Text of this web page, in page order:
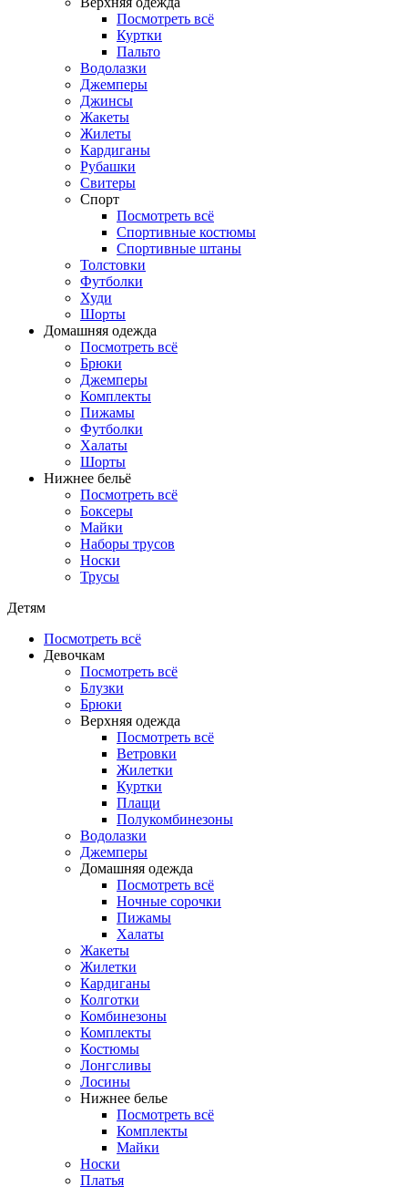
Посмотреть всё
Куртки
Пальто
Водолазки
Джемперы
Джинсы
Жакеты
Жилеты
Кардиганы
Рубашки
Свитеры
Спорт
Посмотреть всё
Спортивные костюмы
Спортивные штаны
Толстовки
Футболки
Худи
Шорты
Домашняя одежда
Посмотреть всё
Брюки
Джемперы
Комплекты
Пижамы
Футболки
Халаты
Шорты
Нижнее бельё
Посмотреть всё
Боксеры
Майки
Наборы трусов
Носки
Трусы
Детям
Посмотреть всё
Девочкам
Посмотреть всё
Блузки
Брюки
Верхняя одежда
Посмотреть всё
Ветровки
Жилетки
Куртки
Плащи
Полукомбинезоны
Водолазки
Джемперы
Домашняя одежда
Посмотреть всё
Ночные сорочки
Пижамы
Халаты
Жакеты
Жилетки
Кардиганы
Колготки
Комбинезоны
Комплекты
Костюмы
Лонгсливы
Лосины
Нижнее белье
Посмотреть всё
Комплекты
Майки
Носки
Платья